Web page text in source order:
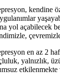
kendine
yol açabilecek
en az 2
yalnızlık,
etkilenmekte